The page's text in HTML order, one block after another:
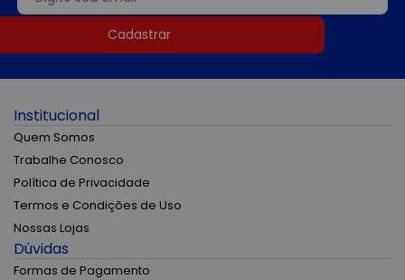
Cadastrar
Institucional
Quem Somos
Trabalhe Conosco
Política de Privacidade
Termos e Condições de Uso
Nossas Lojas
Dúvidas
Formas de Pagamento